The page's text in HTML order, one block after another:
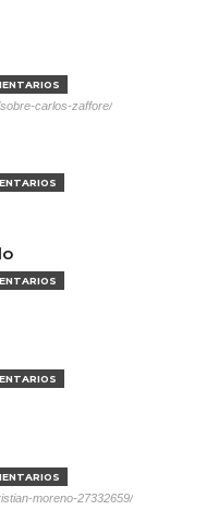
carlos-zaffore/
moreno-27332659/